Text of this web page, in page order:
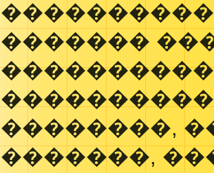
����������
�������
��������,
�������,